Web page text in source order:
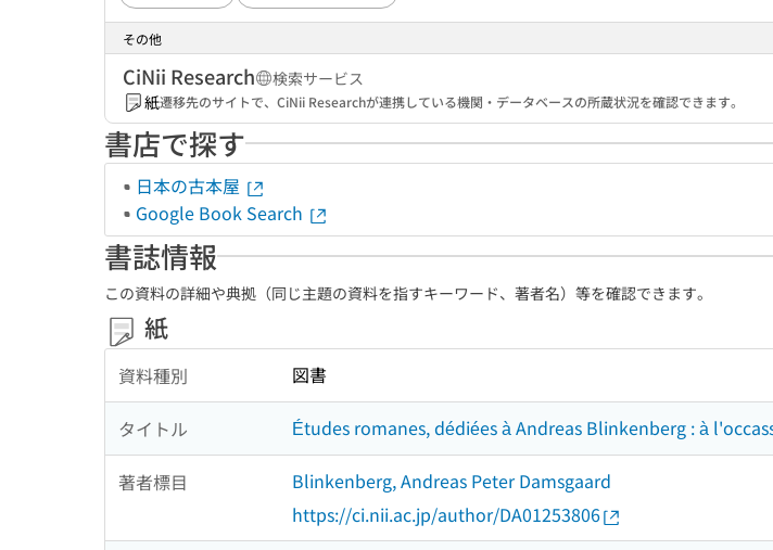
その他
CiNii Research
検索サービス
紙遷移先のサイトで、CiNii Researchが連携している機関・データベースの所蔵状況を確認できます。
書店で探す
日本の古本屋
Google Book Search
書誌情報
この資料の詳細や典拠（同じ主題の資料を指すキーワード、著者名）等を確認できます。
紙
資料種別 図書
タイトル Études romanes, dédiées à Andreas Blinkenberg : à
著者標目
Blinkenberg, Andreas Peter Damsgaard
https://ci.nii.ac.jp/author/DA01253806